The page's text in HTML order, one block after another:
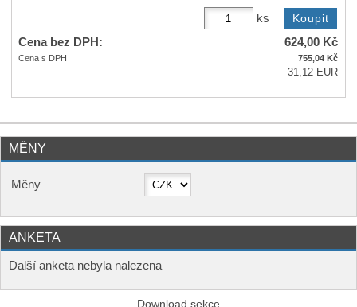
ks
Cena bez DPH: 624,00 Kč
Cena s DPH 755,04 Kč
31,12 EUR
MĚNY
Měny
ANKETA
Další anketa nebyla nalezena
Download sekce